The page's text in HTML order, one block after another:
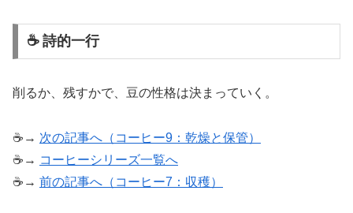
☕ 詩的一行
削るか、残すかで、豆の性格は決まっていく。
☕→ 次の記事へ（コーヒー9：乾燥と保管）
☕→ コーヒーシリーズ一覧へ
☕→ 前の記事へ（コーヒー7：収穫）